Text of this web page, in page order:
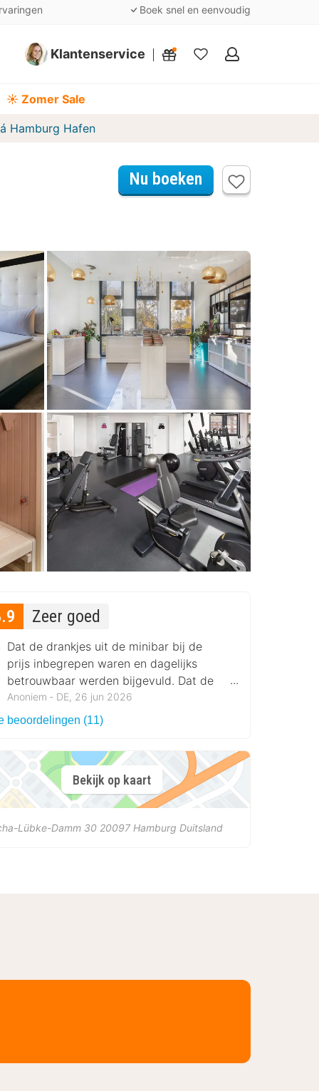
Boek snel en eenvoudig
Klantenservice
Mijn
☀️ Zomer Sale
Hamburg Hafen
Nu boeken
Zeer goed
Dat de drankjes uit de minibar bij de
prijs inbegrepen waren en dagelijks
betrouwbaar werden bijgevuld. Dat de
kamer licht en schoon was.
Anoniem ‐ DE, 26 jun 2026
beoordelingen (11)
Bekijk op kaart
Lübke-Damm 30 20097 Hamburg Duitsland